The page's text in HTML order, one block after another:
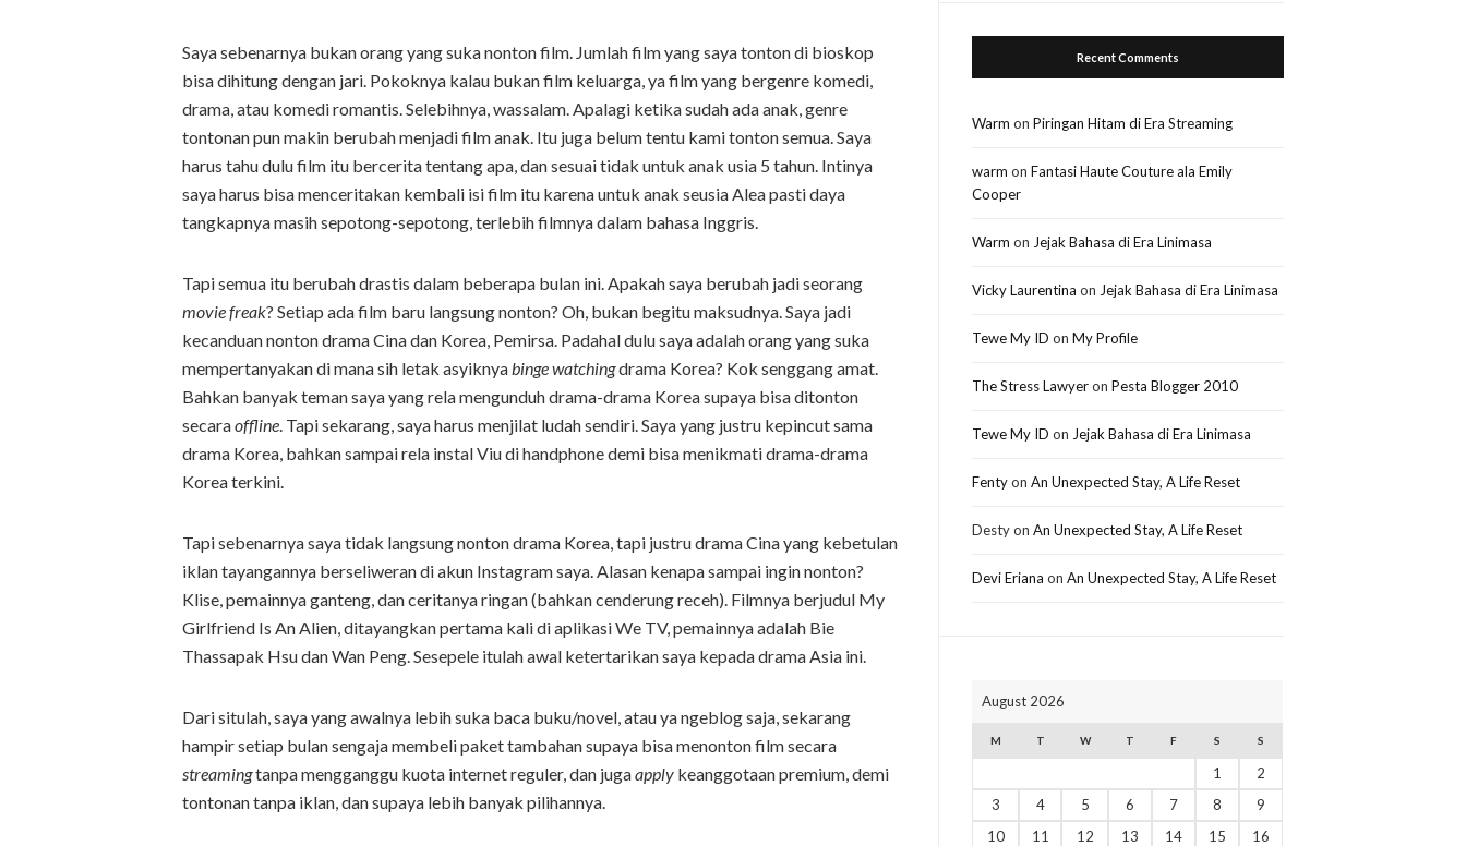
Saya sebenarnya bukan orang yang suka nonton film. Jumlah film yang saya tonton di bioskop
bisa dihitung dengan jari. Pokoknya kalau bukan film keluarga, ya film yang bergenre komedi,
drama, atau komedi romantis. Selebihnya, wassalam. Apalagi ketika sudah ada anak, genre
tontonan pun makin berubah menjadi film anak. Itu juga belum tentu kami tonton semua. Saya
harus tahu dulu film itu bercerita tentang apa, dan sesuai tidak untuk anak usia 5 tahun. Intinya
saya harus bisa menceritakan kembali isi film itu karena untuk anak seusia Alea pasti daya
tangkapnya masih sepotong-sepotong, terlebih filmnya dalam bahasa Inggris.
Tapi semua itu berubah drastis dalam beberapa bulan ini. Apakah saya berubah jadi seorang
movie freak? Setiap ada film baru langsung nonton? Oh, bukan begitu maksudnya. Saya jadi
kecanduan nonton drama Cina dan Korea, Pemirsa. Padahal dulu saya adalah orang yang suka
mempertanyakan di mana sih letak asyiknyabinge watchingdrama Korea? Kok senggang amat.
Bahkan banyak teman saya yang rela mengunduh drama-drama Korea supaya bisa ditonton
secaraoffline. Tapi sekarang, saya harus menjilat ludah sendiri. Saya yang justru kepincut sama
drama Korea, bahkan sampai rela instal Viu di handphone demi bisa menikmati drama-drama
Korea terkini.
Tapi sebenarnya saya tidak langsung nonton drama Korea, tapi justru drama Cina yang kebetulan
iklan tayangannya berseliweran di akun Instagram saya. Alasan kenapa sampai ingin nonton?
Klise, pemainnya ganteng, dan ceritanya ringan (bahkan cenderung receh). Filmnya berjudul My
Girlfriend Is An Alien, ditayangkan pertama kali di aplikasi We TV, pemainnya adalah Bie
Thassapak Hsu dan Wan Peng. Sesepele itulah awal ketertarikan saya kepada drama Asia ini.
Dari situlah, saya yang awalnya lebih suka baca buku/novel, atau ya ngeblog saja, sekarang
hampir setiap bulan sengaja membeli paket tambahan supaya bisa menonton film secara
streamingtanpa mengganggu kuota internet reguler, dan jugaapply keanggotaan premium, demi
tontonan tanpa iklan, dan supaya lebih banyak pilihannya.
Recent Comments
Warm onPiringan Hitam di Era Streaming
warm onFantasi Haute Couture ala Emily
Cooper
Warm on Jejak Bahasa di Era Linimasa
Vicky Laurentina on Jejak Bahasa di Era Linimasa
Tewe My ID onMy Profile
The Stress LawyeronPesta Blogger 2010
Tewe My ID on Jejak Bahasa di Era Linimasa
FentyonAn Unexpected Stay, A Life Reset
DestyonAn Unexpected Stay, A Life Reset
Devi Eriana onAn Unexpected Stay, A Life Reset
August 2026
M T W T F S S
1
2
3
4 5 6 7 8
9
10
11 12 13 14 15
16